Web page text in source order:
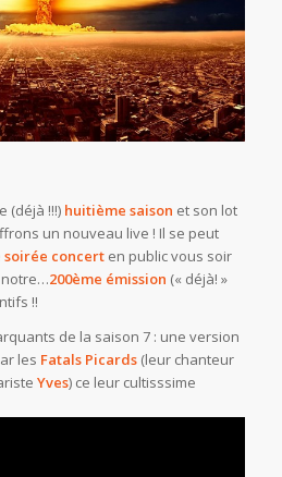
(déjà !!!) huitième saison et son lot
un nouveau live ! Il se peut
soirée concerten public vous soir
notre…200ème émission (« déjà! »
!!
de la saison 7 : une version
les Fatals Picards(leur chanteur
Yves) ce leur cultisssime